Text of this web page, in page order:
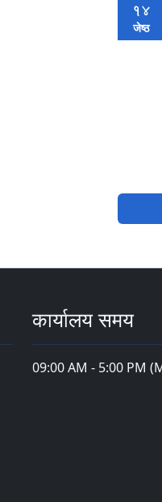
14
जेष्ठ
कार्यालय समय
09:00 AM - 5:00 PM